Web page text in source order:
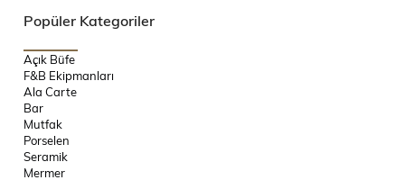
Popüler Kategoriler
Açık Büfe
F&B Ekipmanları
Ala Carte
Bar
Mutfak
Porselen
Seramik
Mermer